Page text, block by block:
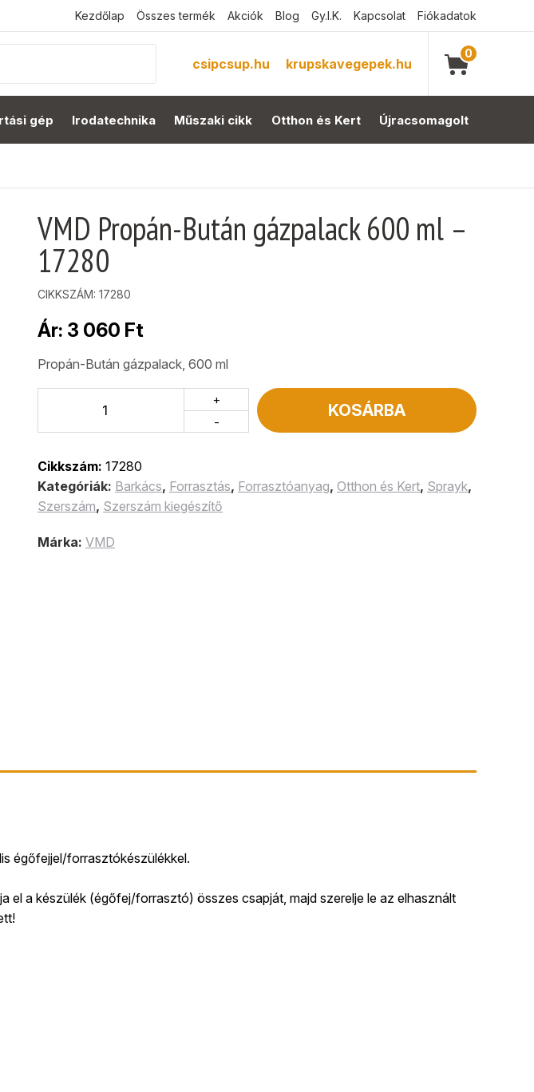
Kezdőlap Összes termék Akciók Blog Gy.I.K. Kapcsolat Fiókadatok
csipcsup.hu krupskavegepek.hu
0
gép Irodatechnika Műszaki cikk Otthon és Kert Újracsomagolt
VMD Propán-Bután gázpalack 600 ml –
17280
CIKKSZÁM: 17280
Ár: 3 060 Ft
Propán-Bután gázpalack, 600 ml
-
+
KOSÁRBA
Cikkszám: 17280
Kategóriák: Barkács, Forrasztás, Forrasztóanyag, Otthon és Kert, Sprayk,
Szerszám, Szerszám kiegészítő
Márka: VMD
égőfejjel/forrasztókészülékkel.
el a készülék (égőfej/forrasztó) összes csapját, majd szerelje le az elhasznált